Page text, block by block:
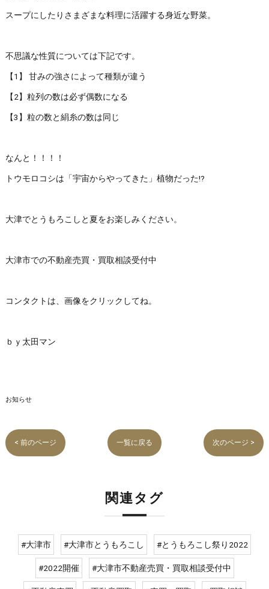
スープにしたりさまざまな料理に活躍する身近な野菜。
不思議な性質については下記です。
【1】 甘みの強さによって種類が違う
【2】粒列の数は必ず偶数になる
【3】粒の数と絹糸の数は同じ
なんと！！！！
トウモロコシは「宇宙からやってきた」植物だった!?
大津でとうもろこしと夏をお楽しみください。
大津市での不動産売買・買取相談受付中
コンタクトは、画像をクリックしてね。
ｂｙ太田マン
お知らせ
< 前のページ 一覧に戻る 次のページ >
関連タグ
#大津市 #大津市とうもろこし #とうもろこし祭り2022
#2022開催 #大津市不動産売買・買取相談受付中